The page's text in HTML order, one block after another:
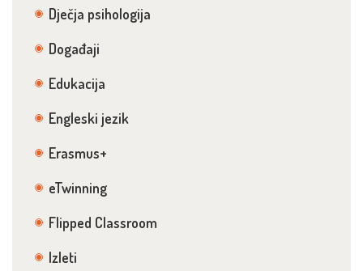
Dječja psihologija
Događaji
Edukacija
Engleski jezik
Erasmus+
eTwinning
Flipped Classroom
Izleti